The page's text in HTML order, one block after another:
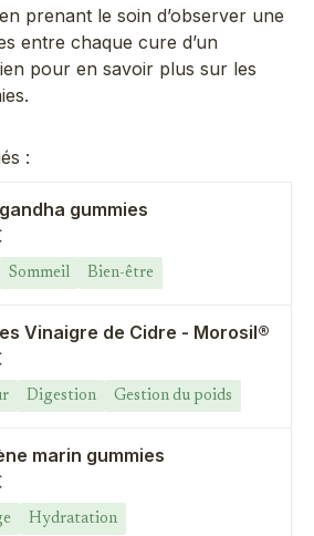
prenant le soin d’observer une
entre chaque cure d’un
pour en savoir plus sur les
.
:
gummies
Sommeil Bien-être
Vinaigre de Cidre - Morosil®
Digestion Gestion du poids
marin gummies
Hydratation